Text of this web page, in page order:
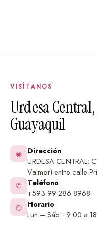
Una galería salvaje
VISÍTANOS
Urdesa Central,
Guayaquil
◉ Dirección
URDESA CENTRAL:
Valmor) entre calle
✆
Teléfono
+593 99 286 8968
◷ Horario
Lun – Sáb · 9:00 a